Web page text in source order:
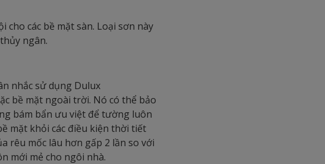
các bề mặt sàn. Loại sơn này
ngân.
nhắc sử dụng Dulux
bề mặt ngoài trời. Nó có thể bảo
bám bẩn ưu việt để tường luôn
mặt khỏi các điều kiện thời tiết
rêu mốc lâu hơn gấp 2 lần so với
mới mẻ cho ngôi nhà.